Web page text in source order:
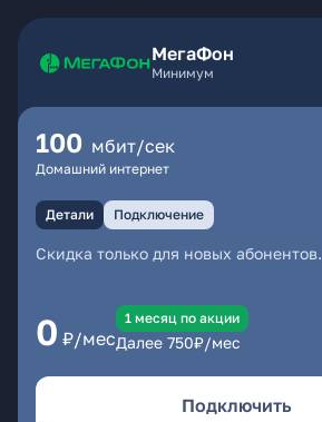
МегаФон
Минимум
100 мбит/сек
Домашний интернет
Детали Подключение
Скидка только для новых абонентов.
0 ₽/мес
1 месяц по акции
Далее 750₽/мес
Подключить